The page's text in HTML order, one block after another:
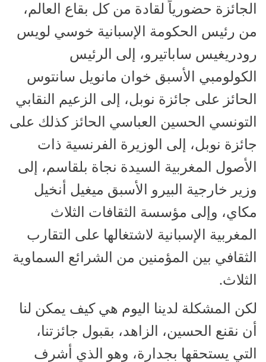
الجائزة حضورياً لقادة من كل بقاع العالم،
من رئيس الحكومة الإسبانية خوسي لويس
رودريغيس ساباتيرو، إلى الرئيس
الكولومبي الأسبق خوان مانويل سانتوس
الحائز على جائزة نوبل، إلى الزعيم النقابي
التونسي الحسين العباسي الحائز كذلك على
جائزة نوبل، إلى الوزيرة الفرنسية ذات
الأصول المغربية السيدة نجاة بلقاسم، إلى
وزير خارجية البيرو الأسبق ميغيل أنخيل
مكاي، وإلى مؤسسة الثقافات الثلاث
المغربية الإسبانية لاشتغالها على التقارب
الثقافي بين المؤمنين من الشرائع السماوية
الثلاث.
لكن المشكلة لدينا اليوم هي كيف يمكن لنا
أن نقنع الحسين، الزاهد، بقبول جائزتنا،
التي يستحقها بجدارة، وهو الذي أشرف